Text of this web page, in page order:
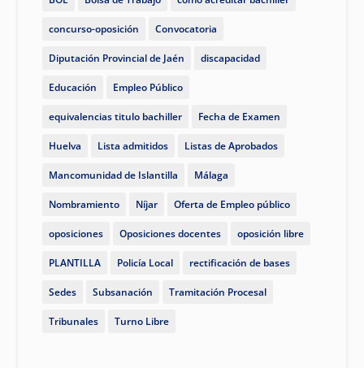
concurso-oposición Convocatoria
Diputación Provincial de Jaén discapacidad
Educación Empleo Público
equivalencias titulo bachiller Fecha de Examen
Huelva Lista admitidos Listas de Aprobados
Mancomunidad de Islantilla Málaga
Nombramiento Níjar Oferta de Empleo público
oposiciones Oposiciones docentes oposición libre
PLANTILLA Policía Local rectificación de bases
Sedes Subsanación Tramitación Procesal
Tribunales Turno Libre